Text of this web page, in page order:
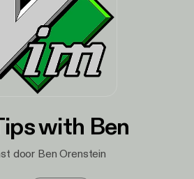
with Ben
door Ben Orenstein